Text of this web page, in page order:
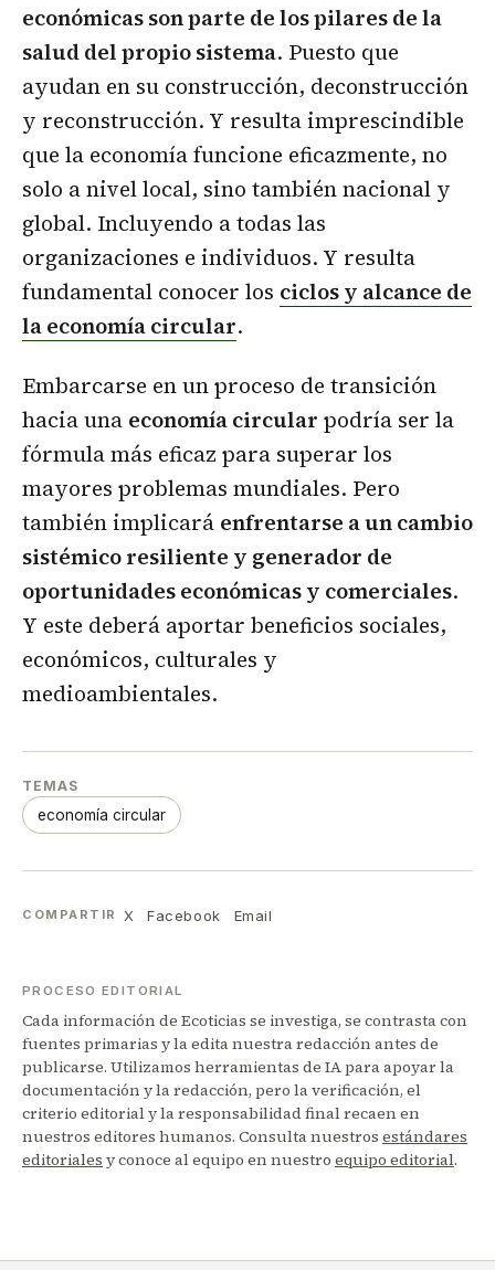
económicas son parte de los pilares de la
salud del propio sistema. Puesto que
ayudan en su construcción, deconstrucción
y reconstrucción. Y resulta imprescindible
que la economía funcione eficazmente, no
solo a nivel local, sino también nacional y
global. Incluyendo a todas las
organizaciones e individuos. Y resulta
fundamental conocer los ciclos y alcance de
la economía circular.
Embarcarse en un proceso de transición
hacia una economía circular podría ser la
fórmula más eficaz para superar los
mayores problemas mundiales. Pero
también implicará enfrentarse a un cambio
sistémico resiliente y generador de
oportunidades económicas y comerciales.
Y este deberá aportar beneficios sociales,
económicos, culturales y
medioambientales.
TEMAS
economía circular
COMPARTIR X Facebook Email
PROCESO EDITORIAL
Cada información de Ecoticias se investiga, se contrasta con
fuentes primarias y la edita nuestra redacción antes de
publicarse. Utilizamos herramientas de IA para apoyar la
documentación y la redacción, pero la verificación, el
criterio editorial y la responsabilidad final recaen en
nuestros editores humanos. Consulta nuestros estándares
editoriales y conoce al equipo en nuestro equipo editorial.